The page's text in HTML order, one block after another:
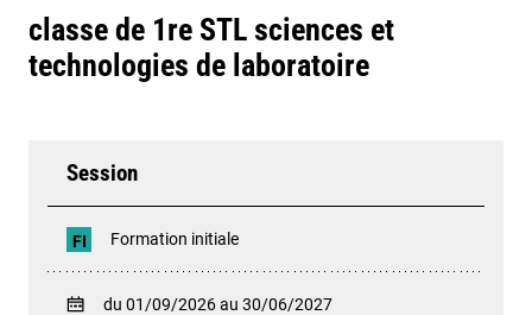
classe de 1re STL sciences et
technologies de laboratoire
Session
FI Formation initiale
du 01/09/2026 au 30/06/2027